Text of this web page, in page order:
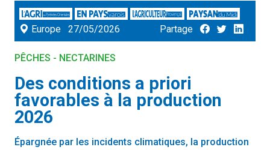
Europe 27/05/2026 Partage
PÊCHES - NECTARINES
Des conditions a priori
favorables à la production
2026
Épargnée par les incidents climatiques, la production